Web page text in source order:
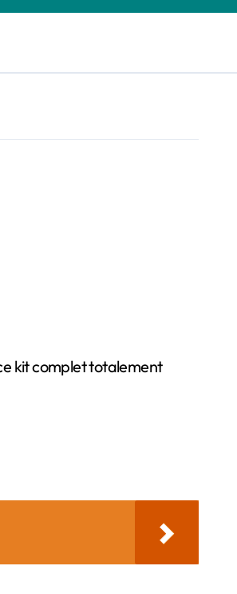
kit complet totalement